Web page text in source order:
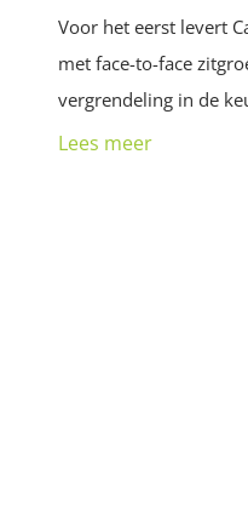
Voor het eerst levert
met face-to-face
vergrendeling in de
Lees meer